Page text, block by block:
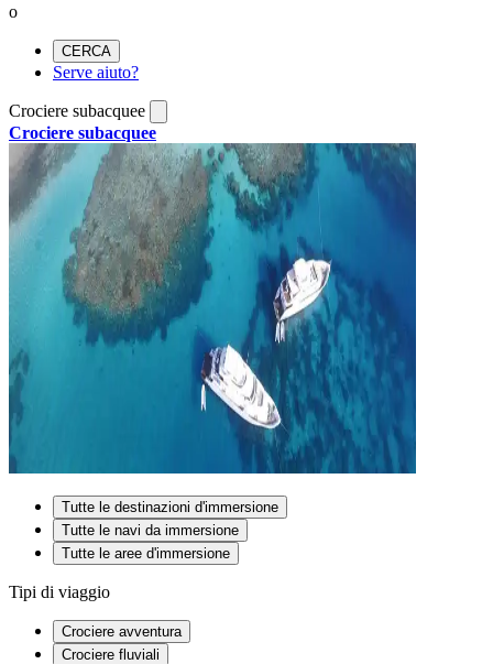
o
CERCA
Serve aiuto?
Crociere subacquee
Crociere subacquee
Tutte le destinazioni d'immersione
Tutte le navi da immersione
Tutte le aree d'immersione
Tipi di viaggio
Crociere avventura
Crociere fluviali